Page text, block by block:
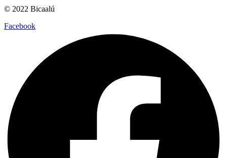
© 2022 Bicaalú
Facebook